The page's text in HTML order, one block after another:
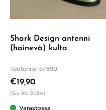
Shark Design antenni
(hainevä) kulta
Tuotenro: 67390
€19,90
(Sis. Alv 25,5%)